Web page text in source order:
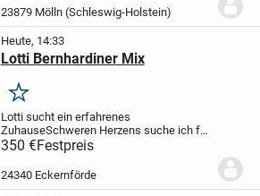
liebevoll mitten in unserer Familie auf. Wir
23879 Mölln (Schleswig-Holstein)
Heute, 14:33
Lotti Bernhardiner Mix
Merken
Lotti sucht ein erfahrenes
ZuhauseSchweren Herzens suche ich für
meine Bernhardiner-Hündin Lotti ein
neues Zuhause, das ihren besonderen
Bedürfnissen gerecht wird.
350 €Festpreis
24340 Eckernförde